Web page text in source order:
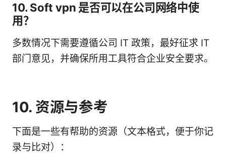
10. Soft vpn 是否可以在公司网络中使
用？
多数情况下需要遵循公司 IT 政策，最好征求 IT
部门意见，并确保所用工具符合企业安全要求。
10. 资源与参考
下面是一些有帮助的资源（文本格式，便于你记
录与比对）：